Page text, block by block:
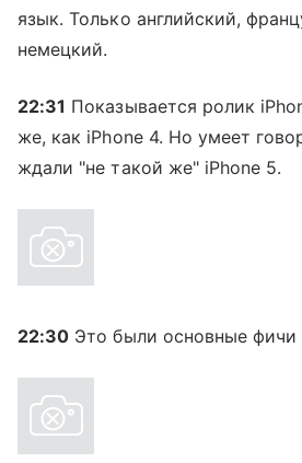
язык. Только английский,
немецкий.
22:31 Показывается ролик
же, как iPhone 4. Но умеет
ждали "не такой же" iPhone 5.
22:30 Это были основные фичи